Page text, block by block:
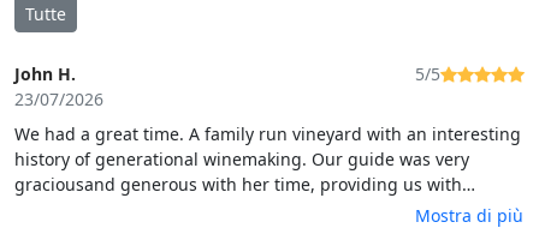
Tutte
John H.
23/07/2026
5/5
We had a great time. A family run vineyard with an interesting
history of generational winemaking. Our guide was very
graciousand generous with her time, providing us with
tastings of a number of fine wines accompanied by localMostra di più